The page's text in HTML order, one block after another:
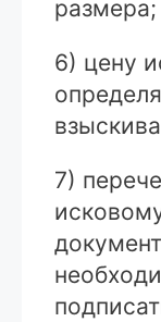
размера;
6) цену
7)